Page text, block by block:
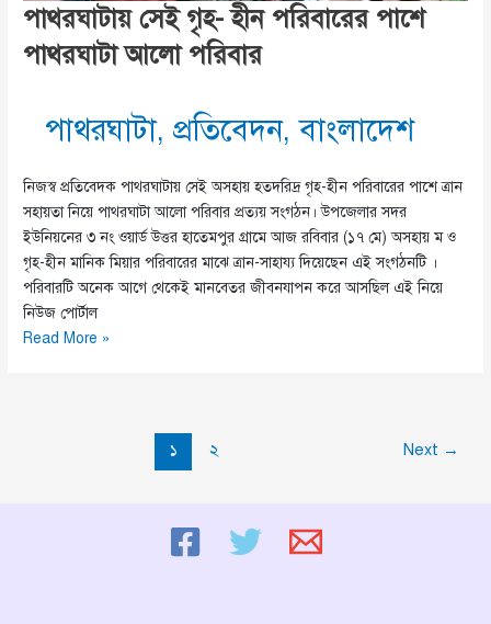
পাথরঘাটায় সেই গৃহ- হীন পরিবারের পাশে
পাথরঘাটা আলো পরিবার
পাথরঘাটা,প্রতিবেদন,বাংলাদেশ
নিজস্ব প্রতিবেদক পাথরঘাটায় সেই অসহায় হতদরিদ্র গৃহ-হীন পরিবারের পাশে ত্রান
সহায়তা নিয়ে পাথরঘাটা আলো পরিবার প্রত্যয় সংগঠন। উপজেলার সদর
ইউনিয়নের ৩ নং ওয়ার্ড উত্তর হাতেমপুর গ্রামে আজ রবিবার (১৭ মে) অসহায় ম ও
গৃহ-হীন মানিক মিয়ার পরিবারের মাঝে ত্রান-সাহায্য দিয়েছেন এই সংগঠনটি ।
পরিবারটি অনেক আগে থেকেই মানবেতর জীবনযাপন করে আসছিল এই নিয়ে
নিউজ পোর্টাল
পাথরঘাটায়
Read More »
১ ২ Next →